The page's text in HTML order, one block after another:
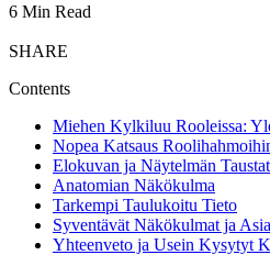
6 Min Read
SHARE
Contents
Miehen Kylkiluu Rooleissa:
Nopea Katsaus
Elokuvan ja Näytelmän Taustat
Anatomian Näkökulma
Tarkempi Taulukoitu Tieto
Syventävät Näkökulmat ja
Yhteenveto ja Usein Kysytyt